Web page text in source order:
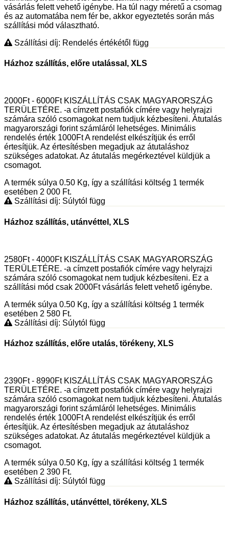
vásárlás felett vehető igénybe. Ha túl nagy méretű a csomag
és az automatába nem fér be, akkor egyeztetés során más
szállítási mód választható.
Szállítási díj: Rendelés értékétől függ
Házhoz szállítás, előre utalással, XLS
2000Ft - 6000Ft KISZÁLLÍTÁS CSAK MAGYARORSZÁG
TERÜLETÉRE. -a címzett postafiók címére vagy helyrajzi
számára szóló csomagokat nem tudjuk kézbesíteni. Átutalás
magyarországi forint számláról lehetséges. Minimális
rendelés érték 1000Ft A rendelést elkészítjük és erről
értesítjük. Az értesítésben megadjuk az átutaláshoz
szükséges adatokat. Az átutalás megérkeztével küldjük a
csomagot.
A termék súlya 0.50 Kg, így a szállítási költség 1 termék
esetében 2 000 Ft.
Szállítási díj: Súlytól függ
Házhoz szállítás, utánvéttel, XLS
2580Ft - 4000Ft KISZÁLLÍTÁS CSAK MAGYARORSZÁG
TERÜLETÉRE. -a címzett postafiók címére vagy helyrajzi
számára szóló csomagokat nem tudjuk kézbesíteni. Ez a
szállítási mód csak 2000Ft vásárlás felett vehető igénybe.
A termék súlya 0.50 Kg, így a szállítási költség 1 termék
esetében 2 580 Ft.
Szállítási díj: Súlytól függ
Házhoz szállítás, előre utalás, törékeny, XLS
2390Ft - 8990Ft KISZÁLLÍTÁS CSAK MAGYARORSZÁG
TERÜLETÉRE. -a címzett postafiók címére vagy helyrajzi
számára szóló csomagokat nem tudjuk kézbesíteni. Átutalás
magyarországi forint számláról lehetséges. Minimális
rendelés érték 1000Ft A rendelést elkészítjük és erről
értesítjük. Az értesítésben megadjuk az átutaláshoz
szükséges adatokat. Az átutalás megérkeztével küldjük a
csomagot.
A termék súlya 0.50 Kg, így a szállítási költség 1 termék
esetében 2 390 Ft.
Szállítási díj: Súlytól függ
Házhoz szállítás, utánvéttel, törékeny, XLS